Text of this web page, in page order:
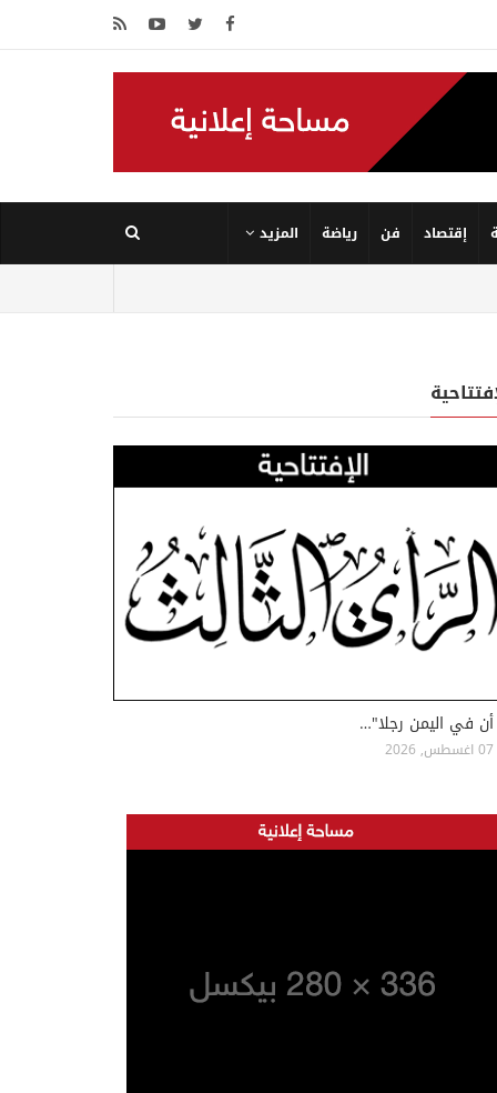
إقتصاد فن رياضة المزيد
في اليمن رجلا"…
07 اغسطس, 2026